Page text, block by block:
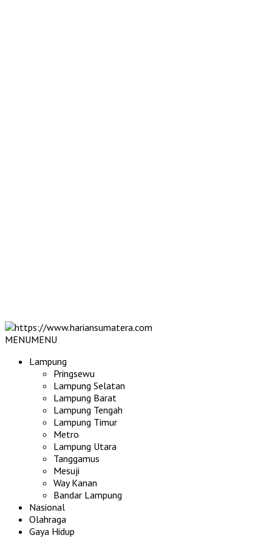
MENUMENU
Lampung
Pringsewu
Lampung Selatan
Lampung Barat
Lampung Tengah
Lampung Timur
Metro
Lampung Utara
Tanggamus
Mesuji
Way Kanan
Bandar Lampung
Nasional
Olahraga
Gaya Hidup